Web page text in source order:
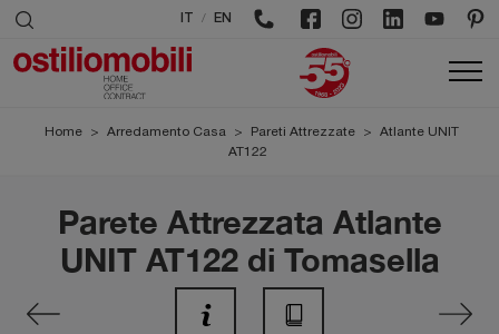
/ EN
Home > Arredamento Casa > Pareti Attrezzate > Atlante UNIT
AT122
Parete Attrezzata Atlante
UNIT AT122 di Tomasella